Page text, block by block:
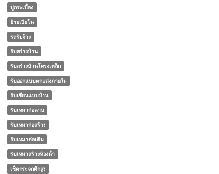
ปูกระเบื้อง
ย้ายเปียโน
รถรับจ้าง
รับสร้างบ้าน
รับสร้างบ้านโครงเหล็ก
รับออกแบบตกแต่งภายใน
รับเขียนแบบบ้าน
รับเหมาก่อฉาบ
รับเหมาก่อสร้าง
รับเหมาต่อเติม
รับเหมาสร้างห้องน้ำ
เช็ดกระจกตึกสูง